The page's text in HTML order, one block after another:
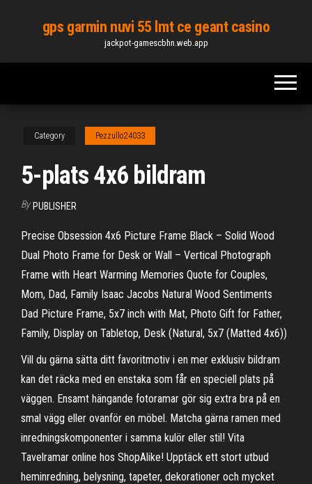
content
gps garmin nuvi 55 lmt ce geant casino
jackpot-gamescbhn.web.app
Category Pezzullo24033
5-plats 4x6 bildram
By PUBLISHER
Precise Obsession 4x6 Picture Frame Black – Solid Wood
Dual Photo Frame for Desk or Wall – Vertical Photograph
Frame with Heart Warming Memories Quote for Couples,
Mom, Dad, Family Isaac Jacobs Natural Wood Sentiments
Dad Picture Frame, 5x7 inch with Mat, Photo Gift for Father,
Family, Display on Tabletop, Desk (Natural, 5x7 (Matted 4x6))
Vill du gärna sätta ditt favoritmotiv i en mer exklusiv bildram
kan det räcka med en enstaka som får en speciell plats på
väggen. Ensamt hängande fotoramar gör sig extra bra på en
smal vägg eller ovanför en möbel. Matcha gärna ramen med
inredningskomponenter i samma kulör eller stil! Vita
Tavelramar online hos ShopAlike! Upptäck ett stort utbud
heminredning, belysning, tapeter, dekorationer och mycket